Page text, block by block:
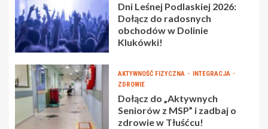
Dni Leśnej Podlaskiej 2026:
Dołącz do radosnych
obchodów w Dolinie
Klukówki!
AKTYWNOŚĆ FIZYCZNA
INTEGRACJA
ZDROWIE
Dołącz do „Aktywnych
Seniorów z MSP” i zadbaj o
zdrowie w Tłuśćcu!